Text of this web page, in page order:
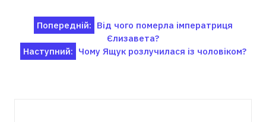
Навігація
записів
Попередній: Від чого померла імператриця
Єлизавета?
Наступний: Чому Ящук розлучилася із чоловіком?